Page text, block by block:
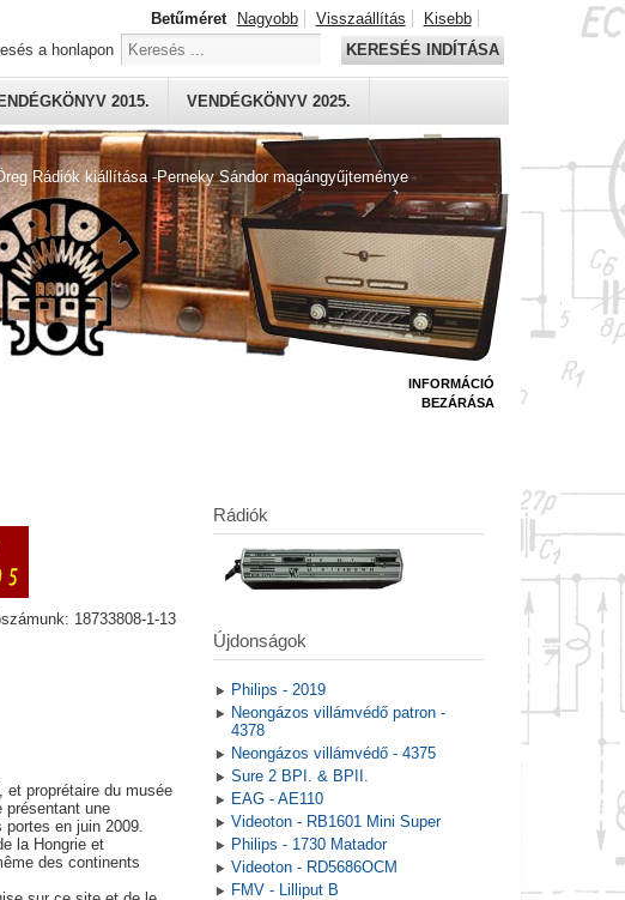
Rádiók kiállítása -Perneky Sándor magángyűjteménye
2015. VENDÉGKÖNYV 2025.
Betűméret Nagyobb Visszaállítás
Kisebb
a honlapon
KERESÉS INDÍTÁSA
18733808-1-13
proprétaire du musée
présentant une
en juin 2009.
la Hongrie et
des continents
INFORMÁCIÓ
BEZÁRÁSA
Rádiók
Újdonságok
Philips - 2019
Neongázos villámvédő patron -
4378
Neongázos villámvédő - 4375
Sure 2 BPI. & BPII.
EAG - AE110
Videoton - RB1601 Mini Super
Philips - 1730 Matador
Videoton - RD5686OCM
FMV - Lilliput B